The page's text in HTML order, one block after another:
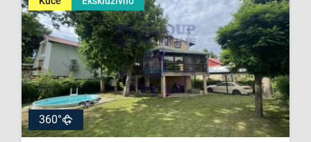
360°